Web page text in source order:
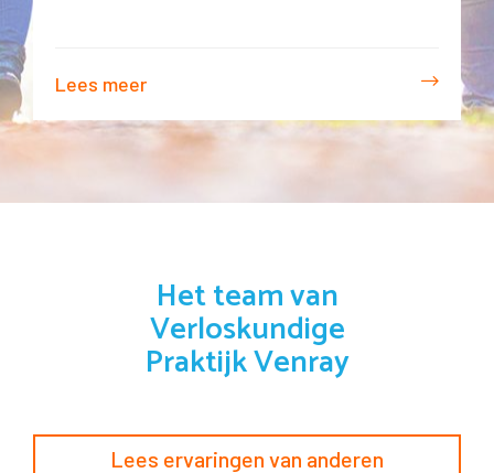
Lees meer
Het team van
Verloskundige
Praktijk Venray
Lees ervaringen van anderen